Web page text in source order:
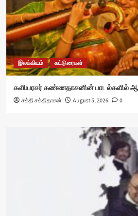
இலக்கியம் கட்டுரைகள்
கவியரசர் கண்ணதாசனின் பாடல்களில்
சக்தி சக்திதாசன் August 5, 2026 0